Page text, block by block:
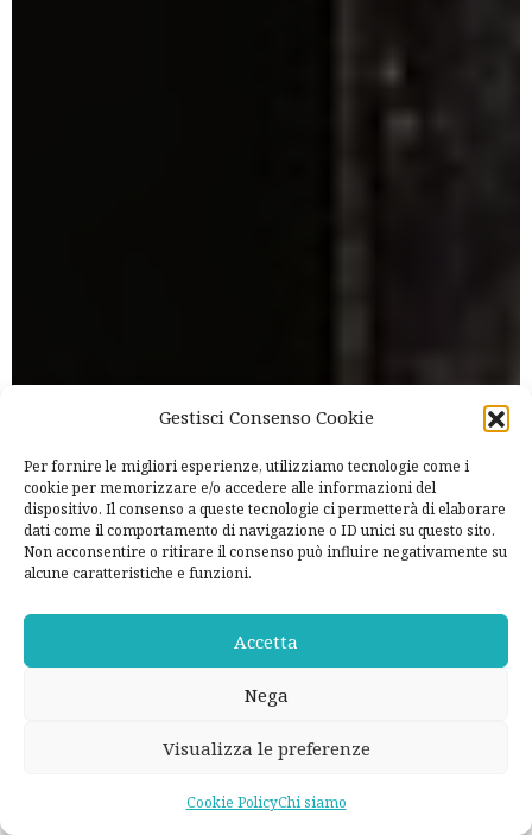
Gestisci Consenso Cookie
Per fornire le migliori esperienze, utilizziamo tecnologie come i
cookie per memorizzare e/o accedere alle informazioni del
dispositivo. Il consenso a queste tecnologie ci permetterà di elaborare
dati come il comportamento di navigazione o ID unici su questo sito.
Non acconsentire o ritirare il consenso può influire negativamente su
alcune caratteristiche e funzioni.
Accetta
Nega
Visualizza le preferenze
Cookie PolicyChi siamo